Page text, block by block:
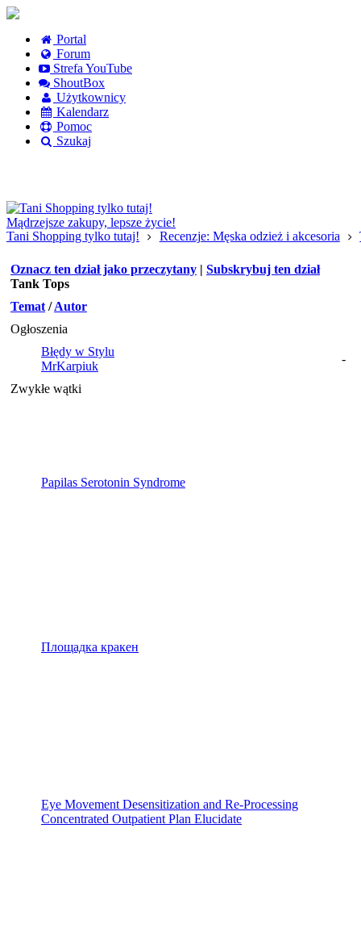
Portal
Forum
Strefa YouTube
ShoutBox
Użytkownicy
Kalendarz
Pomoc
Szukaj
Mądrzejsze zakupy, lepsze życie!
Tani Shopping tylko tutaj!
Recenzje: Męska odzież i akcesoria
Oznacz ten dział jako przeczytany | Subskrybuj ten dział
Tank Tops
Temat /Autor
Ogłoszenia
Błędy w Stylu
MrKarpiuk
-
Zwykłe wątki
Papilas Serotonin Syndrome
Площадка кракен
Eye Movement Desensitization and Re-Processing
Concentrated Outpatient Plan Elucidate